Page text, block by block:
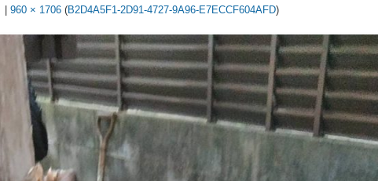
960 × 1706 (B2D4A5F1-2D91-4727-9A96-E7ECCF604AFD)